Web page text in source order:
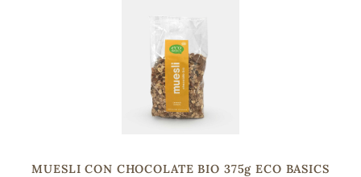
MUESLI CON CHOCOLATE BIO 375g ECO BASICS